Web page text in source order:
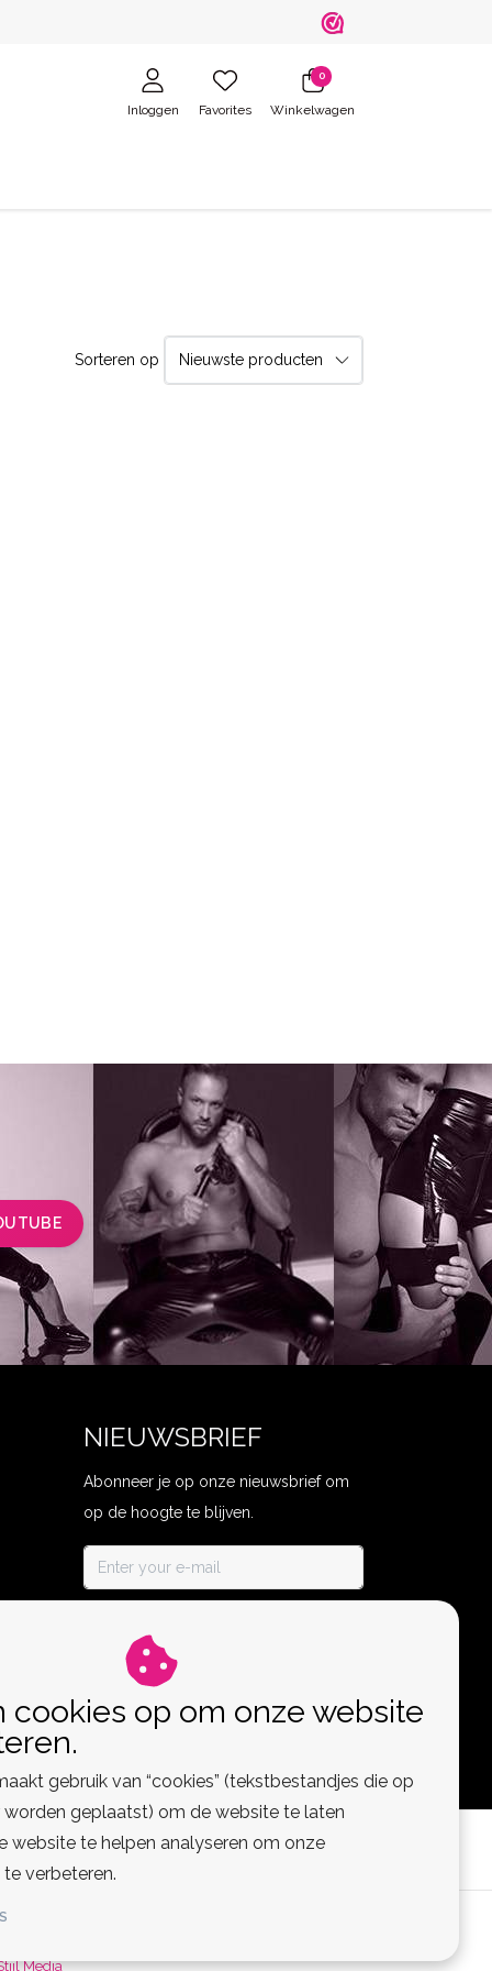
Inloggen Favorites
0
Winkelwagen
Sorteren op
NIEUWSBRIEF
Abonneer je op onze nieuwsbrief om
op de hoogte te blijven.
Media
cookies op om onze website
gebruik van “cookies” (tekstbestandjes die op
geplaatst) om de website te laten
website te helpen analyseren om onze
verbeteren.